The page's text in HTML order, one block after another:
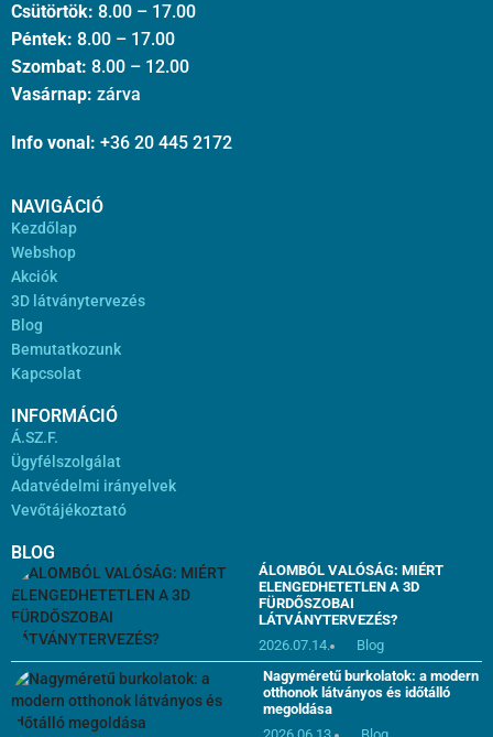
Csütörtök: 8.00 – 17.00
Péntek: 8.00 – 17.00
Szombat: 8.00 – 12.00
Vasárnap: zárva
Info vonal: +36 20 445 2172
NAVIGÁCIÓ
Kezdőlap
Webshop
Akciók
3D látványtervezés
Blog
Bemutatkozunk
Kapcsolat
INFORMÁCIÓ
Á.SZ.F.
Ügyfélszolgálat
Adatvédelmi irányelvek
Vevőtájékoztató
BLOG
ÁLOMBÓL VALÓSÁG: MIÉRT
ELENGEDHETETLEN A 3D
FÜRDŐSZOBAI
LÁTVÁNYTERVEZÉS?
2026.07.14.
Blog
Nagyméretű burkolatok: a modern
otthonok látványos és időtálló
megoldása